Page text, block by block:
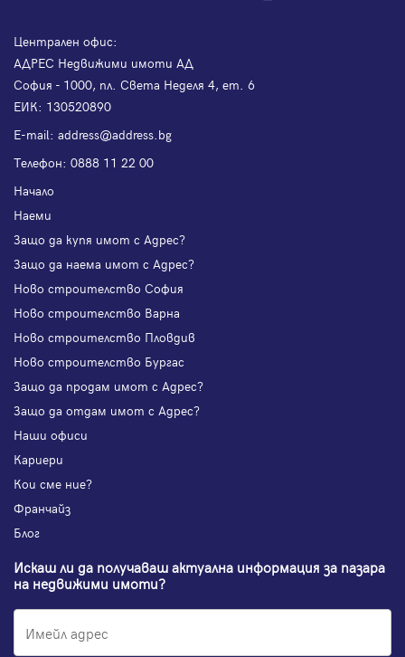
Централен офис:
АДРЕС Недвижими имоти АД
София - 1000, пл. Света Неделя 4, ет. 6
ЕИК: 130520890
Е-mail: address@address.bg
Телефон: 0888 11 22 00
Начало
Наеми
Защо да купя имот с Адрес?
Защо да наема имот с Адрес?
Ново строителство София
Ново строителство Варна
Ново строителство Пловдив
Ново строителство Бургас
Защо да продам имот с Адрес?
Защо да отдам имот с Адрес?
Наши офиси
Кариери
Кои сме ние?
Франчайз
Блог
Искаш ли да получаваш актуална информация за пазара
на недвижими имоти?